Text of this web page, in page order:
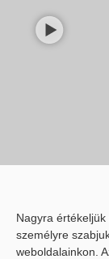
Név
Nagyra
személyre
weboldalainkon.